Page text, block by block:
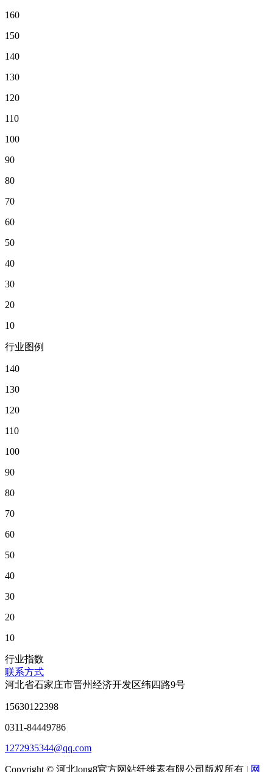
160
150
140
130
120
110
100
90
80
70
60
50
40
30
20
10
行业图例
140
130
120
110
100
90
80
70
60
50
40
30
20
10
行业指数
联系方式
河北省石家庄市晋州经济开发区纬四路9号
15630122398
0311-84449786
1272935344@qq.com
Copyright © 河北long8官方网站纤维素有限公司版权所有 | 网